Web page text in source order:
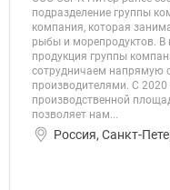
подразделение группы
компания, которая
рыбы и морепродуктов. В
продукция группы
сотрудничаем напрямую
производителями. С
производственной
позволяет нам...
Россия, Санкт-